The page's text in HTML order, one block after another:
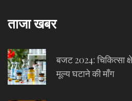
ताजा खबर
बजट 2024: चिकित्सा
मूल्य घटाने की माँग